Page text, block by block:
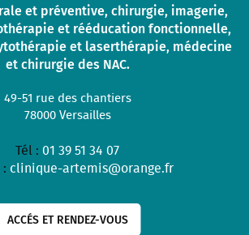
et préventive, chirurgie, imagerie,
et rééducation fonctionnelle,
et laserthérapie, médecine
et chirurgie des NAC.
49-51 rue des chantiers
78000Versailles
Tél : 01 39 51 34 07
clinique-artemis@orange.fr
ACCÉS ET RENDEZ-VOUS